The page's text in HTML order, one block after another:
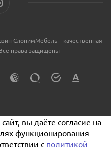
СлонимМебель – качественная
права защищены
вы даёте согласие на
функционирования
с политикой